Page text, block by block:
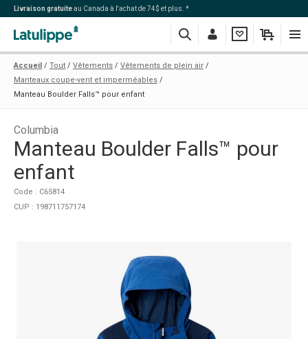
Livraison gratuiteau Canada à l'achat de 74$ et plus. *
Recherche
Me Ma Mon
Accueil Tout Vêtements
Vêtements de plein air
Manteaux coupe-vent et imperméables
Manteau Boulder Falls™ pour enfant
Columbia
Manteau Boulder Falls™ pour
enfant
Code : C65814
CUP : 198711757174